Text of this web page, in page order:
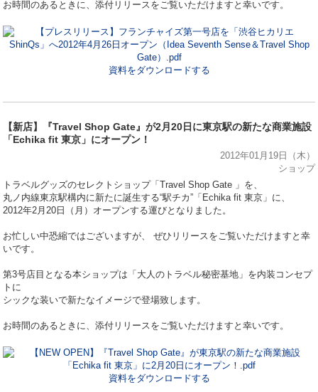
お時間のあるときに、添付リリースをご覧いただけますと幸いです。
資料をダウンロードする
【新店】『Travel Shop Gate』が2月20日に東京駅の新たな商業施設
「Echika fit 東京」にオープン！
2012年01月19日（木）
ショップ
トラベルグッズのセレクトショップ「Travel Shop Gate 」を、
丸ノ内線東京駅構内に新たに誕生する“駅チカ”「Echika fit 東京」に、
2012年2月20日（月）オープンする運びとなりました。
お忙しい中恐縮ではございますが、 ぜひリリースをご覧いただけますと幸
いです。
第3号店目となる本ショップは「大人のトラベル秘密基地」を内装コンセプ
トに
シックな装いで新たなイメージで登場致します。
お時間のあるときに、添付リリースをご覧いただけますと幸いです。
資料をダウンロードする